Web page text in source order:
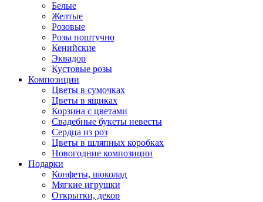
Белые
Желтые
Розовые
Розы поштучно
Кенийские
Эквадор
Кустовые розы
Композиции
Цветы в сумочках
Цветы в ящиках
Корзина с цветами
Свадебные букеты невесты
Сердца из роз
Цветы в шляпных коробках
Новогодние композиции
Подарки
Конфеты, шоколад
Мягкие игрушки
Открытки, декор